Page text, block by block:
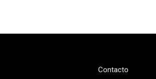
Contacto